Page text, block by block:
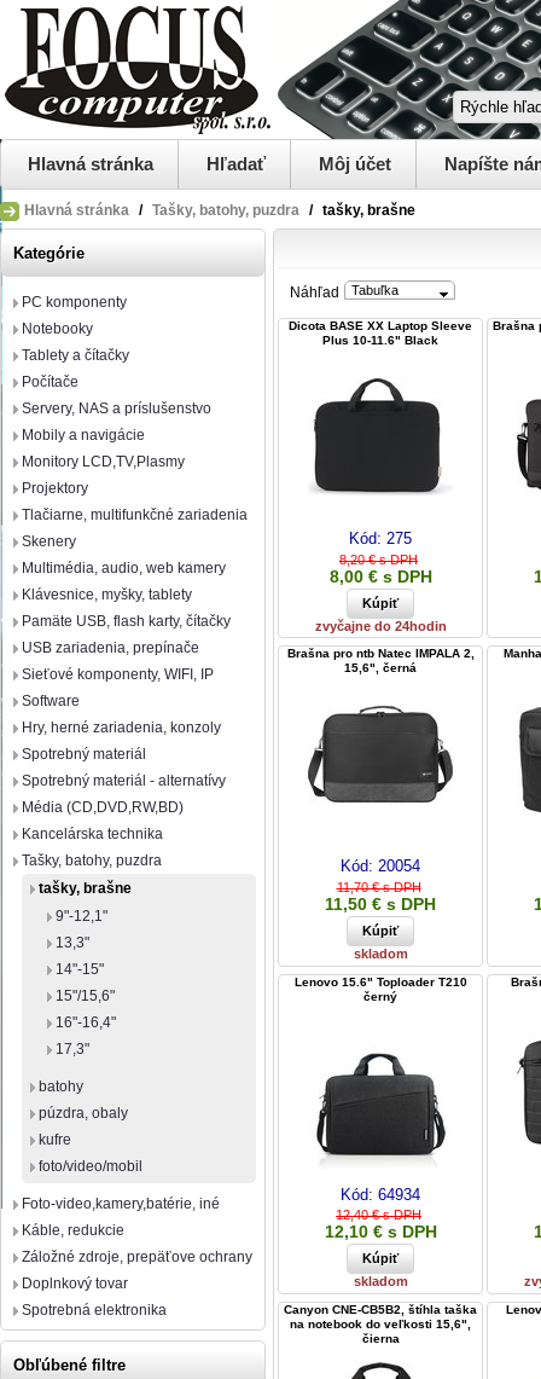
Hlavná stránka Hľadať Môj účet Napíšte
Hlavná stránka / Tašky, batohy, puzdra / tašky, brašne
Kategórie
PC komponenty
Notebooky
Tablety a čítačky
Počítače
Servery, NAS a príslušenstvo
Mobily a navigácie
Monitory LCD,TV,Plasmy
Projektory
Tlačiarne, multifunkčné zariadenia
Skenery
Multimédia, audio, web kamery
Klávesnice, myšky, tablety
Pamäte USB, flash karty, čítačky
USB zariadenia, prepínače
Sieťové komponenty, WIFI, IP
Software
Hry, herné zariadenia, konzoly
Spotrebný materiál
Spotrebný materiál - alternatívy
Média (CD,DVD,RW,BD)
Kancelárska technika
Tašky, batohy, puzdra
tašky, brašne
9"-12,1"
13,3"
14"-15"
15"/15,6"
16"-16,4"
17,3"
batohy
púzdra, obaly
kufre
foto/video/mobil
Foto-video,kamery,batérie, iné
Káble, redukcie
Záložné zdroje, prepäťove ochrany
Doplnkový tovar
Spotrebná elektronika
Obľúbené filtre
Náhľad Tabuľka
Dicota BASE XX Laptop Sleeve
Plus 10-11.6" Black
Kód: 275
8,20 € s DPH
8,00 € s DPH
zvyčajne do 24hodin
Brašna
Brašna pro ntb Natec IMPALA 2,
15,6", černá
Kód: 20054
11,70 € s DPH
11,50 € s DPH
skladom
Lenovo 15.6" Toploader T210
černý
Kód: 64934
12,40 € s DPH
12,10 € s DPH
skladom
Canyon CNE-CB5B2, štíhla taška
na notebook do veľkosti 15,6",
čierna